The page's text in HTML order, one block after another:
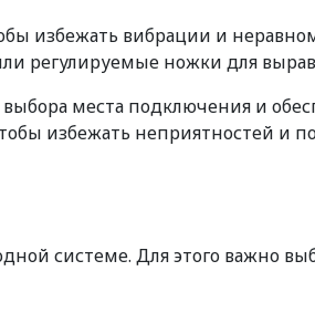
избежать вибрации и
регулируемые ножки для
места подключения и
избежать неприятностей и
системе. Для этого важно